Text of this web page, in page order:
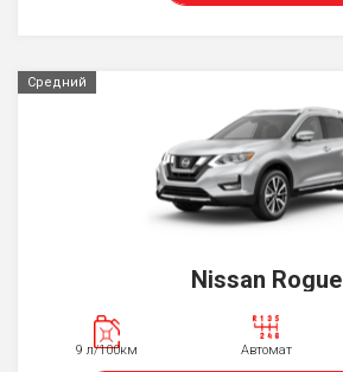
Средний
Nissan Rogue
9 л/100км Автомат